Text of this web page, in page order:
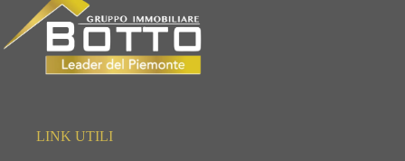
LINK UTILI